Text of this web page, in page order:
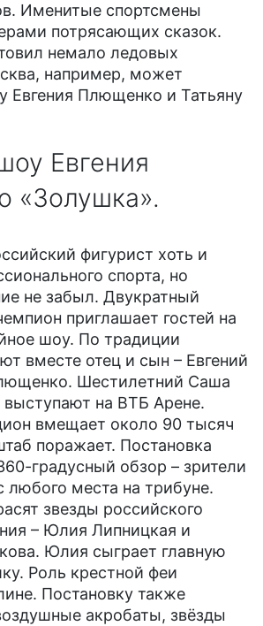
Именитые спортсмены
потрясающих сказок.
немало ледовых
например, может
Евгения Плющенко и Татьяну
Евгения
«Золушка».
фигурист хоть и
спорта, но
не забыл. Двукратный
приглашает гостей на
шоу. По традиции
вместе отец и сын – Евгений
Шестилетний Саша
выступают на ВТБ Арене.
вмещает около 90 тысяч
поражает. Постановка
градусный обзор – зрители
любого места на трибуне.
звезды российского
– Юлия Липницкая и
Юлия сыграет главную
Роль крестной феи
Постановку также
акробаты, звёзды